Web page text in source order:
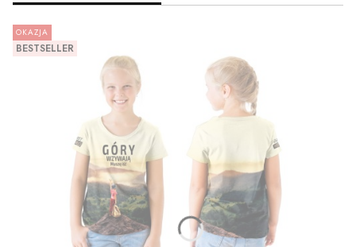
OKAZJA
BESTSELLER